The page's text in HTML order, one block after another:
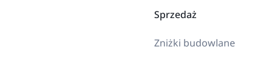
Sprzedaż
Zniżki budowlane